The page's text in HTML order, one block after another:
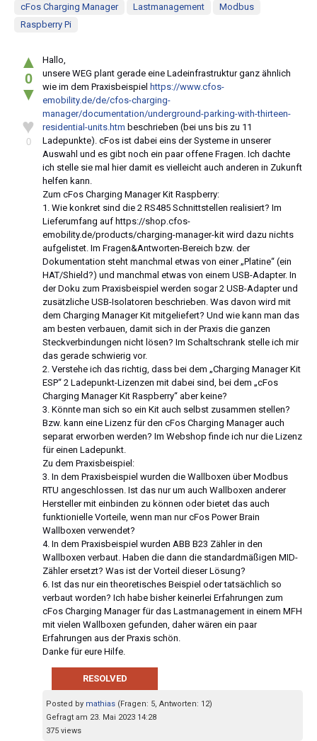
cFos Charging Manager
Lastmanagement
Modbus
Raspberry Pi
▲
0
▼
♥
0
Hallo,
unsere WEG plant gerade eine Ladeinfrastruktur ganz ähnlich
wie im dem Praxisbeispiel https://www.cfos-
emobility.de/de/cfos-charging-
manager/documentation/underground-parking-with-thirteen-
residential-units.htm beschrieben (bei uns bis zu 11
Ladepunkte). cFos ist dabei eins der Systeme in unserer
Auswahl und es gibt noch ein paar offene Fragen. Ich dachte
ich stelle sie mal hier damit es vielleicht auch anderen in Zukunft
helfen kann.
Zum cFos Charging Manager Kit Raspberry:
1. Wie konkret sind die 2 RS485 Schnittstellen realisiert? Im
Lieferumfang auf https://shop.cfos-
emobility.de/products/charging-manager-kit wird dazu nichts
aufgelistet. Im Fragen&Antworten-Bereich bzw. der
Dokumentation steht manchmal etwas von einer „Platine“ (ein
HAT/Shield?) und manchmal etwas von einem USB-Adapter. In
der Doku zum Praxisbeispiel werden sogar 2 USB-Adapter und
zusätzliche USB-Isolatoren beschrieben. Was davon wird mit
dem Charging Manager Kit mitgeliefert? Und wie kann man das
am besten verbauen, damit sich in der Praxis die ganzen
Steckverbindungen nicht lösen? Im Schaltschrank stelle ich mir
das gerade schwierig vor.
2. Verstehe ich das richtig, dass bei dem „Charging Manager Kit
ESP“ 2 Ladepunkt-Lizenzen mit dabei sind, bei dem „cFos
Charging Manager Kit Raspberry“ aber keine?
3. Könnte man sich so ein Kit auch selbst zusammen stellen?
Bzw. kann eine Lizenz für den cFos Charging Manager auch
separat erworben werden? Im Webshop finde ich nur die Lizenz
für einen Ladepunkt.
Zu dem Praxisbeispiel:
3. In dem Praxisbeispiel wurden die Wallboxen über Modbus
RTU angeschlossen. Ist das nur um auch Wallboxen anderer
Hersteller mit einbinden zu können oder bietet das auch
funktionielle Vorteile, wenn man nur cFos Power Brain
Wallboxen verwendet?
4. In dem Praxisbeispiel wurden ABB B23 Zähler in den
Wallboxen verbaut. Haben die dann die standardmäßigen MID-
Zähler ersetzt? Was ist der Vorteil dieser Lösung?
6. Ist das nur ein theoretisches Beispiel oder tatsächlich so
verbaut worden? Ich habe bisher keinerlei Erfahrungen zum
cFos Charging Manager für das Lastmanagement in einem MFH
mit vielen Wallboxen gefunden, daher wären ein paar
Erfahrungen aus der Praxis schön.
Danke für eure Hilfe.
RESOLVED
Posted by mathias (Fragen: 5, Antworten: 12)
Gefragt am 23. Mai 2023 14:28
375 views